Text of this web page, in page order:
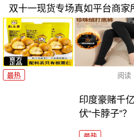
双十一现货专场真如平台商家
最热 阅读
印度豪赌千
伏“卡脖子”？